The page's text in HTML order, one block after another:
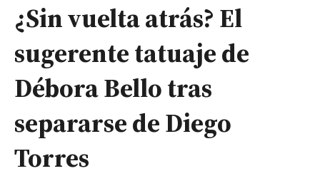
¿Sin vuelta atrás? El
sugerente tatuaje de
Débora Bello tras
separarse de Diego
Torres